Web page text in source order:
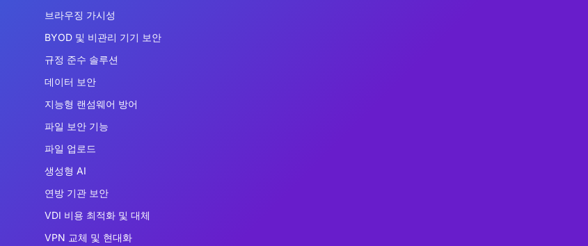
브라우징 가시성
BYOD 및 비관리 기기 보안
규정 준수 솔루션
데이터 보안
지능형 랜섬웨어 방어
파일 보안 기능
파일 업로드
생성형 AI
연방 기관 보안
VDI 비용 최적화 및 대체
VPN 교체 및 현대화